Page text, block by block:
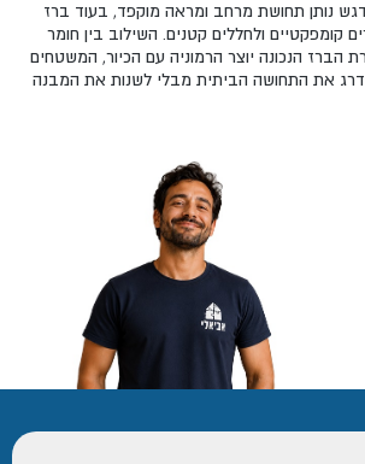
נותן תחושת מרחב ומראה מוקפד, בעוד ברז
קומפקטיים ולחללים קטנים. השילוב בין חומר
הברז הנכונה יוצר הרמוניה עם הכיור, המשטחים
את התחושה הביתית מבלי לשנות את המבנה